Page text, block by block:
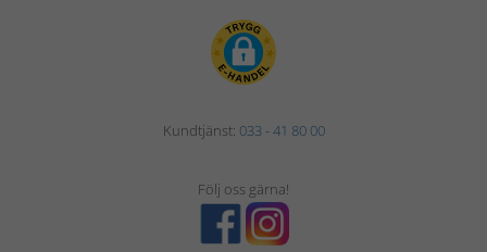
Kundtjänst: 033 - 41 80 00
Följ oss gärna!